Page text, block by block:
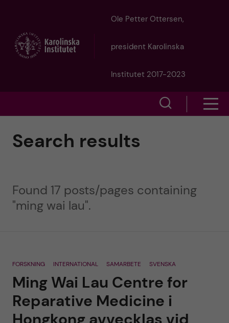
t
Ole Petter Ottersen,
president Karolinska
Institutet 2017-2023
c
h
i
Search results
Found 17 posts/pages containing
"ming wai lau".
FORSKNING INTERNATIONAL SAMARBETE SVENSKA
Ming Wai Lau Centre for
Reparative Medicine i